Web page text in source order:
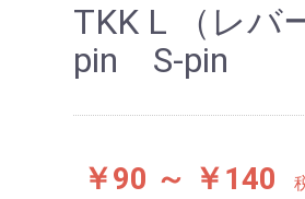
ECU
PDM
CAN and Tuning
CAN Keypad/Button
LOOMS
MAPセンサー
温度センサー
イグニッション
インジェクション
CAN Lambda
チューニングツール
圧力センサー
電動スロットル
ブーストコントロール
EGT
アクセサリー・他
TKK L （レ
pin S-pin
￥90 ～ ￥140